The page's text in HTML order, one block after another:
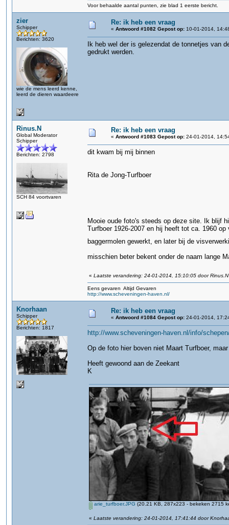
Voor behaalde aantal punten, zie blad 1 eerste bericht.
zier
Schipper
Berichten: 3620
wie de mens leerd kenne,
leerd de dieren waardeere
Re: ik heb een vraag
« Antwoord #1082 Gepost op: 10-01-2014,
Ik heb wel der is gelezendat de tonnetjes van
gedrukt werden.
Rinus.N
Global Moderator
Schipper
Berichten: 2798
SCH 84 voortvaren
Re: ik heb een vraag
« Antwoord #1083 Gepost op: 24-01-2014,
dit kwam bij mij binnen
Rita de Jong-Turfboer
Mooie oude foto's steeds op deze site. Ik blijf
Turfboer 1926-2007 en hij heeft tot ca. 1960
baggermolen gewerkt, en later bij de
misschien beter bekent onder de naam lange
« Laatste verandering: 24-01-2014, 15:10:05 door Rinus.N
Eens gevaren Altijd Gevaren
http://www.scheveningen-haven.nl/
Knorhaan
Schipper
Berichten: 1817
Re: ik heb een vraag
« Antwoord #1084 Gepost op: 24-01-2014,
http://www.scheveningen-haven.nl/info/
Op de foto hier boven niet Maart Turfboer,
Heeft gewoond aan de Zeekant
K
arie_turfboer.JPG (20.21 KB, 287x223 - bekeken 2715
« Laatste verandering: 24-01-2014, 17:41:44 door